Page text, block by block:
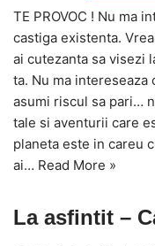
TE PROVOC ! Nu ma
castiga existenta.
ai cutezanta sa visezi
ta. Nu ma intereseaza
asumi riscul sa pari…
tale si aventurii care
planeta este in careu
ai… Read More »
La asfintit –